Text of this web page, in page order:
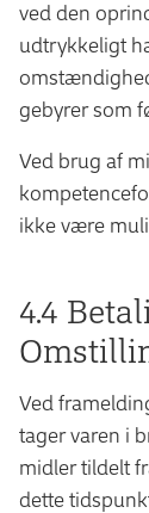
ved den
udtrykkeligt
gebyrer som
Ved brug af
ikke være
4.4
Ved
tager varen i
midler tildelt
dette